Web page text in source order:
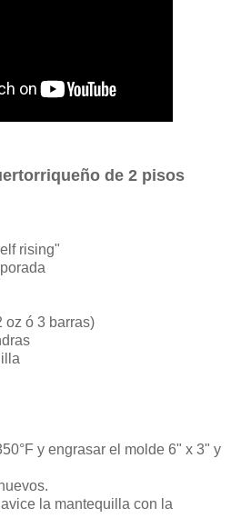
de 2 pisos
rising"
oz ó 3 barras)
y engrasar el molde 6" x 3" y
la mantequilla con la